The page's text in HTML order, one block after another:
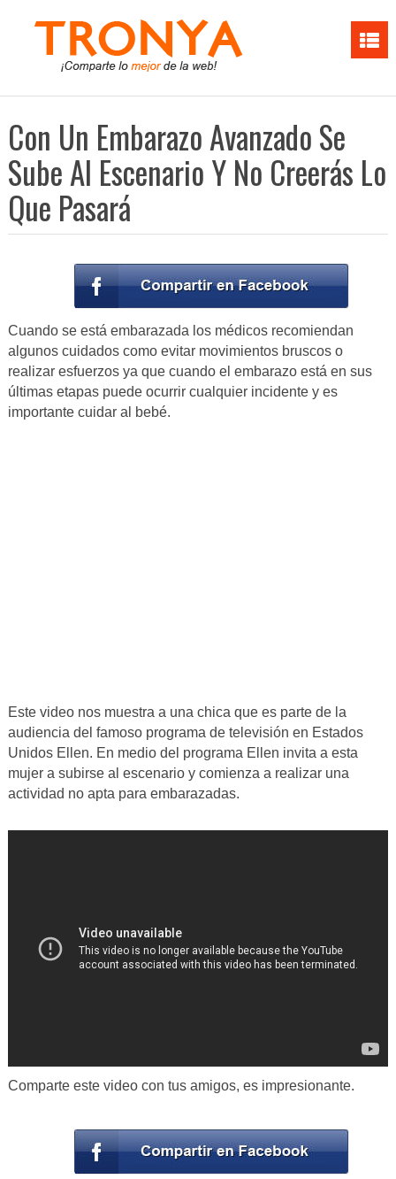
Con Un Embarazo Avanzado Se
Sube Al Escenario Y No Creerás Lo
Que Pasará
Cuando se está embarazada los médicos recomiendan
algunos cuidados como evitar movimientos bruscos o
realizar esfuerzos ya que cuando el embarazo está en sus
últimas etapas puede ocurrir cualquier incidente y es
importante cuidar al bebé.
Este video nos muestra a una chica que es parte de la
audiencia del famoso programa de televisión en Estados
Unidos Ellen. En medio del programa Ellen invita a esta
mujer a subirse al escenario y comienza a realizar una
actividad no apta para embarazadas.
Comparte este video con tus amigos, es impresionante.